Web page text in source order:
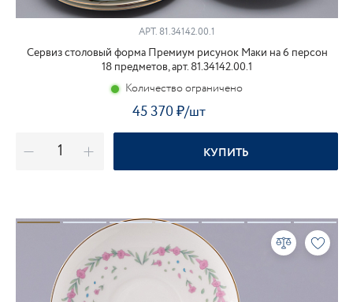
АРТ. 81.34142.00.1
Сервиз столовый форма Премиум рисунок Маки на 6 персон
18 предметов, арт. 81.34142.00.1
Количество ограничено
45 370₽/шт
КУПИТЬ